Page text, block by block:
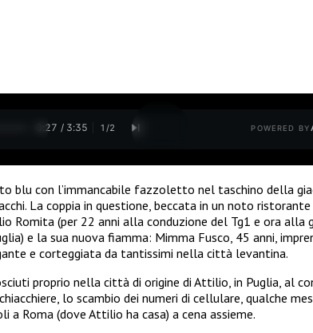
0:28 / 3:35 1 /2 POWERED BY
blu con l’immancabile fazzoletto nel taschino della
La coppia in questione, beccata in un noto ristorante
Romita (per 22 anni alla conduzione del Tg1 e ora alla
e la sua nuova fiamma: Mimma Fusco, 45 anni,
e corteggiata da tantissimi nella città levantina.
proprio nella città di origine di Attilio, in Puglia, al
lo scambio dei numeri di cellulare, qualche
a Roma (dove Attilio ha casa) a cena assieme.